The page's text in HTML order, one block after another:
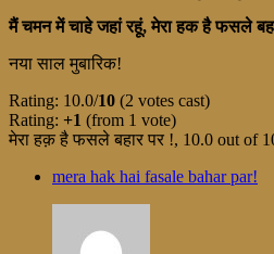
मैं चमन में चाहे जहां रहूं, मेरा हक है फसले
नया साल मुबारिक!
Rating: 10.0/10 (2 votes cast)
Rating: +1 (from 1 vote)
मेरा हक़ है फसले बहार पर !, 10.0 out of
mera hak hai fasale bahar par!